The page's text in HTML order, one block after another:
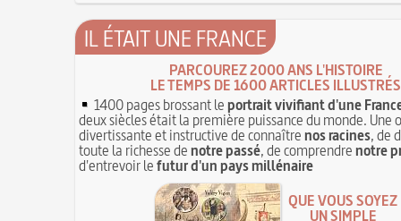
IL ÉTAIT UNE FRANCE
PARCOUREZ 2000 ANS L'HISTOIRE
LE TEMPS DE 1600 ARTICLES ILLUSTRÉS
1400 pages brossant leportrait vivifiant d'une
deux siècles était la première puissance du monde. Une
divertissante et instructive de connaîtrenos racines, de
toute la richesse denotre passé, de comprendrenotre
d'entrevoir lefutur d'un pays millénaire
QUE VOUS SOYEZ
UN SIMPLE